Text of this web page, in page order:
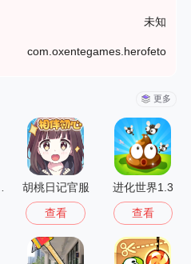
未知
com.oxentegames.herofeto
更多
胡桃日记官服
查看
进化世界1.3
查看